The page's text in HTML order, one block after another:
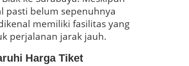
pasti belum sepenuhnya
memiliki fasilitas yang
perjalanan jarak jauh.
Harga Tiket